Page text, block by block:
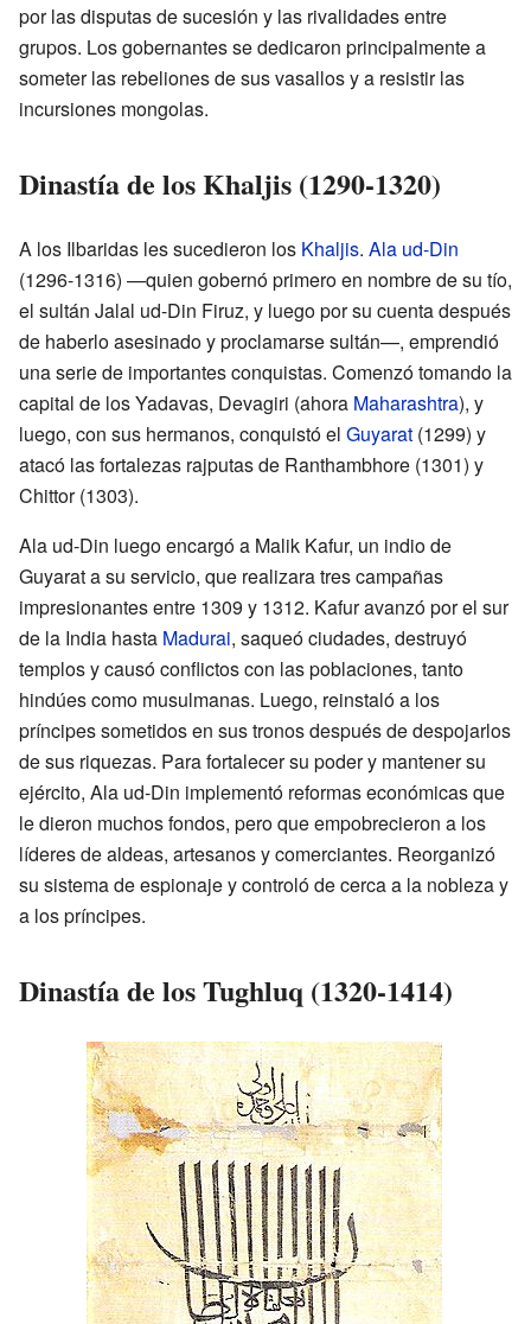
por las disputas de sucesión y las rivalidades entre
grupos. Los gobernantes se dedicaron principalmente a
someter las rebeliones de sus vasallos y a resistir las
incursiones mongolas.
Dinastía de los Khaljis (1290-1320)
A los Ilbaridas les sucedieron los Khaljis. Ala ud-Din
(1296-1316) —quien gobernó primero en nombre de su tío,
el sultán Jalal ud-Din Firuz, y luego por su cuenta después
de haberlo asesinado y proclamarse sultán—, emprendió
una serie de importantes conquistas. Comenzó tomando la
capital de los Yadavas, Devagiri (ahora Maharashtra), y
luego, con sus hermanos, conquistó el Guyarat (1299) y
atacó las fortalezas rajputas de Ranthambhore (1301) y
Chittor (1303).
Ala ud-Din luego encargó a Malik Kafur, un indio de
Guyarat a su servicio, que realizara tres campañas
impresionantes entre 1309 y 1312. Kafur avanzó por el sur
de la India hasta Madurai, saqueó ciudades, destruyó
templos y causó conflictos con las poblaciones, tanto
hindúes como musulmanas. Luego, reinstaló a los
príncipes sometidos en sus tronos después de despojarlos
de sus riquezas. Para fortalecer su poder y mantener su
ejército, Ala ud-Din implementó reformas económicas que
le dieron muchos fondos, pero que empobrecieron a los
líderes de aldeas, artesanos y comerciantes. Reorganizó
su sistema de espionaje y controló de cerca a la nobleza y
a los príncipes.
Dinastía de los Tughluq (1320-1414)